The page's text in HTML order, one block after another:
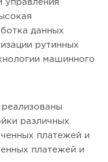
управления
данных
рутинных
машинного
различных
платежей и
платежей и